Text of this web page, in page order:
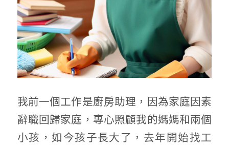
我前一個工作是廚房助理，因為家庭因素
辭職回歸家庭，專心照顧我的媽媽和兩個
小孩，如今孩子長大了，去年開始找工